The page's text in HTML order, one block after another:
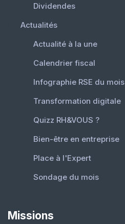
Dividendes
Actualités
Actualité à la une
Calendrier fiscal
Infographie RSE du mois
Transformation digitale
Quizz RH&VOUS ?
Bien-être en entreprise
Place à l'Expert
Sondage du mois
Missions